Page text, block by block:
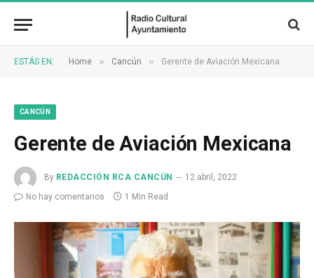
ESTÁS EN: Home » Cancún » Gerente de Aviación Mexicana
CANCÚN
Gerente de Aviación Mexicana
By REDACCIÓN RCA CANCÚN
12 abril, 2022
No hay comentarios
1 Min Read